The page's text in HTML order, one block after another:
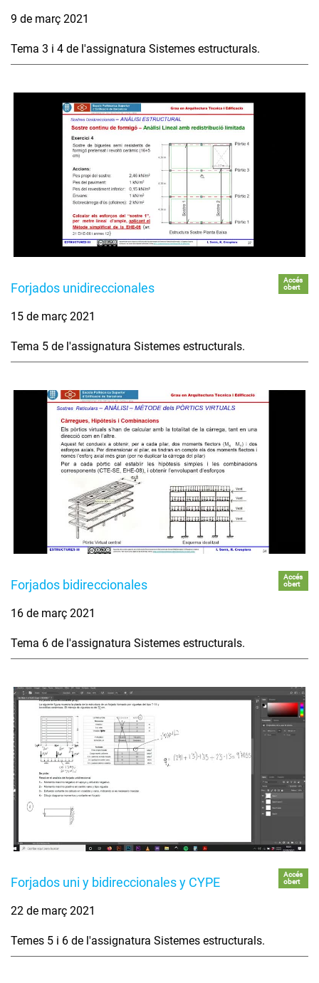
9 de març 2021
Tema 3 i 4 de l'assignatura Sistemes estructurals.
Forjados unidireccionales
Accés
obert
15 de març 2021
Tema 5 de l'assignatura Sistemes estructurals.
Forjados bidireccionales
Accés
obert
16 de març 2021
Tema 6 de l'assignatura Sistemes estructurals.
Forjados uni y bidireccionales y CYPE
Accés
obert
22 de març 2021
Temes 5 i 6 de l'assignatura Sistemes estructurals.